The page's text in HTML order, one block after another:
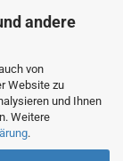
andere
von
Website zu
und Ihnen
Weitere
.